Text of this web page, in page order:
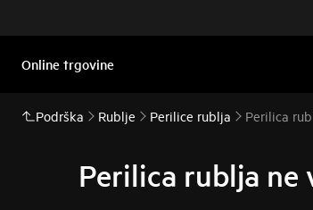
Online trgovine
Podrška Rublje Perilice rublja Perilica
Perilica rublja ne